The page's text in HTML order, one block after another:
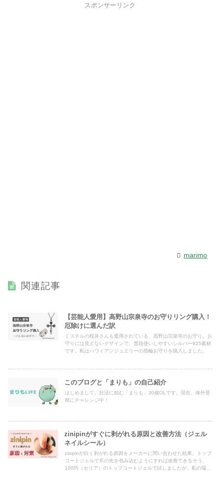
スポンサーリンク
marimo
関連記事
【芸能人愛用】高野山宗泉寺のお守りリング購入！
厄除けに選んだ訳
ミスチルの桜井さんも愛用されている、高野山宗泉寺のお守り。お
守りには見えないデザインで、普段使いしやすいシルバー925素材
です。私はハワイアンジュエリーの指輪お守りを購入しました。
このブログと「まりも」の自己紹介
はじめまして。妊活に励む「まりも」30歳OLです。現在、体外受
精にチャレンジ中！
zinipinがすぐに剥がれる原因と改善方法（ジェル
ネイルシール）
zinipinが白く剥がれる原因をメーカーに問い合わせた結果。トップ
コートジェルで爪の先を包み込むようにすれば改善できるそう。
100均（セリア）のトップコートジェルで試しましたが、私の場合